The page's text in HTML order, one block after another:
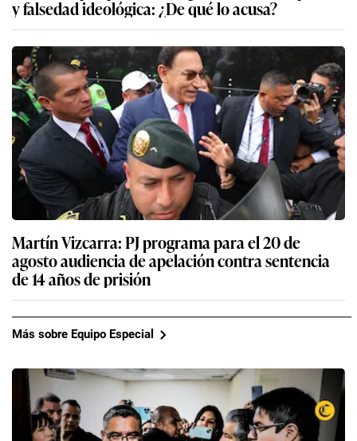
y falsedad ideológica: ¿De qué lo acusa?
Martín Vizcarra: PJ programa para el 20 de
agosto audiencia de apelación contra sentencia
de 14 años de prisión
Más sobre Equipo Especial